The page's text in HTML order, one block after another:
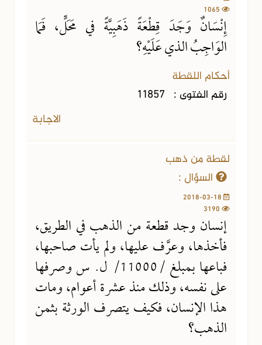
إِنْسَانٌ وَجَدَ قِطْعَةً ذَهَبِيَّةً في مَحَلٍّ، فَمَا
الوَاجِبُ الذي عَلَيْهِ؟
أحكام اللقطة
رقم الفتوى : 11857
الاجابة
لقطة من ذهب
السؤال :
إنسان وجد قطعة من الذهب في الطريق،
فأخذها، وعرَّف عليها، ولم يأت صاحبها،
فباعها بمبلغ /11000/ ل. س وصرفها
على نفسه، وذلك منذ عشرة أعوام، ومات
هذا الإنسان، فكيف يتصرف الورثة بثمن
الذهب؟